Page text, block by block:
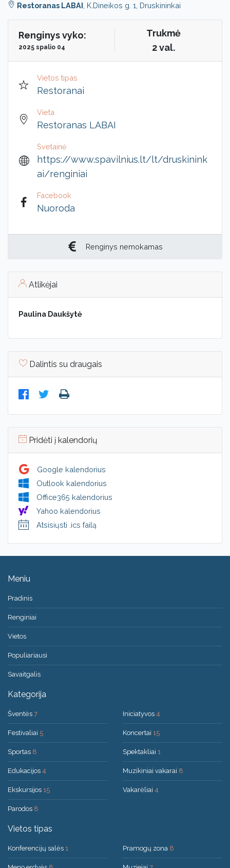
Restoranas LABAI , K.Dineikos g. 1, Druskininkai
Renginys vyko:
2025 spalio 04
Trukmė
2 val.
Vietos tipas
Restoranai
Vieta
Restoranas LABAI
Svetainė
https://www.spavilnius.lt/lt/druskinink
ai/renginiai
Facebook
Nuoroda
Renginys nemokamas
Atlikėjai
Paulina Daukšytė
Dalintis su draugais
Pridėti į kalendorių
Google kalendorius
Outlook kalendorius
Office365 kalendorius
Yahoo kalendorius
Atsisiųsti .ics failą
Meniu
Pradinis
Renginiai
Vietos
Populiariausi
Savaitgalis
Kategorija
Šventės 7
Festivaliai 5
Sportas 8
Edukacijos 4
Ekskursijos 15
Parodos 8
Iniciatyvos 4
Koncertai 15
Spektakliai 1
Muzikiniai vakarai 8
Vakarėliai 4
Vietos tipas
Konferencijų salės 1 Pramogų zona 8